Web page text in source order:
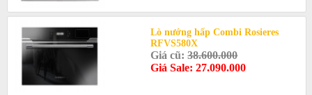
Lò nướng hấp Combi Rosieres
RFVS580X
Giá cũ:38.600.000
Giá Sale: 27.090.000